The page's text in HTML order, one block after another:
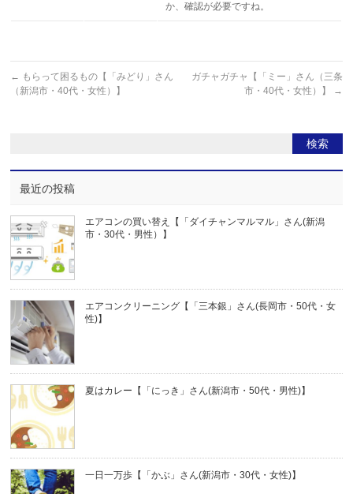
か、確認が必要ですね。
← もらって困るもの【「みどり」さん
（新潟市・40代・女性）】
ガチャガチャ【「ミー」さん（三条
市・40代・女性）】
→
最近の投稿
エアコンの買い替え【「ダイチャンマルマル」さん(新潟
市・30代・男性）】
エアコンクリーニング【「三本銀」さん(長岡市・50代・女
性)】
夏はカレー【「にっき」さん(新潟市・50代・男性)】
一日一万歩【「かぶ」さん(新潟市・30代・女性)】